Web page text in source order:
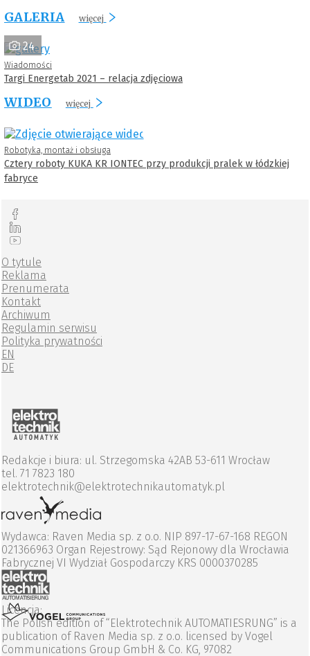
GALERIA więcej
24
Wiadomości
Targi Energetab 2021 – relacja zdjęciowa
WIDEO więcej
Robotyka, montaż i obsługa
Cztery roboty KUKA KR IONTEC przy produkcji pralek w łódzkiej
fabryce
O tytule
Reklama
Prenumerata
Kontakt
Archiwum
Regulamin serwisu
Polityka prywatności
EN
DE
Redakcje i biura: ul. Strzegomska 42AB 53-611 Wrocław
tel. 71 7823 180
elektrotechnik@elektrotechnikautomatyk.pl
Wydawca: Raven Media sp. z o.o. NIP 897-17-67-168 REGON
021366963 Organ Rejestrowy: Sąd Rejonowy dla Wrocławia
Fabrycznej VI Wydział Gospodarczy KRS 0000370285
Licencja:
The Polish edition of “Elektrotechnik AUTOMATIESRUNG” is a
publication of Raven Media sp. z o.o. licensed by Vogel
Communications Group GmbH & Co. KG, 97082